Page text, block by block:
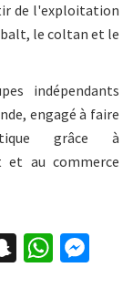
de l'exploitation
le coltan et le
indépendants
engagé à faire
grâce à
et au commerce
S W